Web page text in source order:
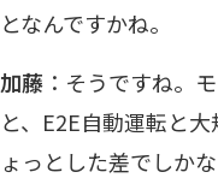
となんですかね。
加藤 ：そうですね。
と、E2E自動運転と
ょっとした差でしか